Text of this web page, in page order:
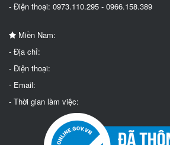
- Điện thoại: 0973.110.295 - 0966.158.389
Miền Nam:
- Địa chỉ:
- Điện thoại:
- Email:
- Thời gian làm việc: